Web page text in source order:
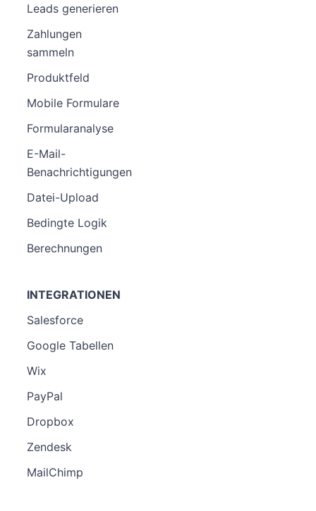
Leads generieren
Zahlungen
sammeln
Produktfeld
Mobile Formulare
Formularanalyse
E-Mail-
Benachrichtigungen
Datei-Upload
Bedingte Logik
Berechnungen
INTEGRATIONEN
Salesforce
Google Tabellen
Wix
PayPal
Dropbox
Zendesk
MailChimp